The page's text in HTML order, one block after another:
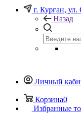
г. Курган,
Назад
Личный
Корзина0
Избранные